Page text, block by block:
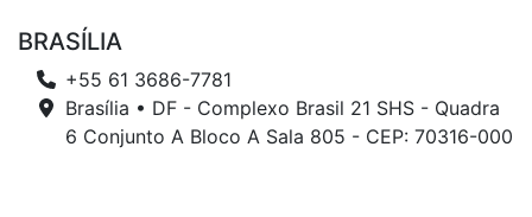
BRASÍLIA
+55 61 3686-7781
Brasília • DF - Complexo Brasil 21 SHS - Quadra
6 Conjunto A Bloco A Sala 805 - CEP: 70316-000